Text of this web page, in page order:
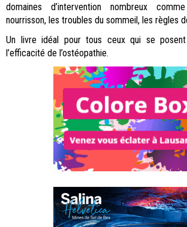
domaines d’intervention nombreux
nourrisson, les troubles du sommeil, les règles
Un livre idéal pour tous ceux qui se
l’efficacité de l’ostéopathie.